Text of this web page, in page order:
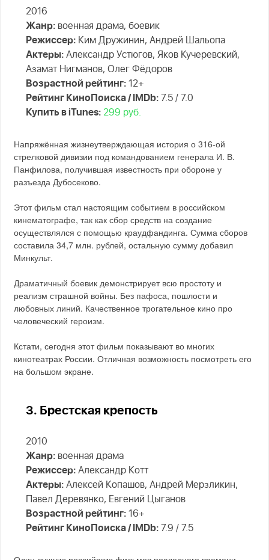
2016
Жанр: военная драма, боевик
Режиссер: Ким Дружинин, Андрей Шальопа
Актеры: Александр Устюгов, Яков Кучеревский,
Азамат Нигманов, Олег Фёдоров
Возрастной рейтинг: 12+
Рейтинг КиноПоиска / IMDb: 7.5 / 7.0
Купить в iTunes: 299 руб.
Напряжённая жизнеутверждающая история о 316-ой
стрелковой дивизии под командованием генерала И. В.
Панфилова, получившая известность при обороне у
разъезда Дубосеково.
Этот фильм стал настоящим событием в российском
кинематографе, так как сбор средств на создание
осуществлялся с помощью краудфандинга. Сумма сборов
составила 34,7 млн. рублей, остальную сумму добавил
Минкульт.
Драматичный боевик демонстрирует всю простоту и
реализм страшной войны. Без пафоса, пошлости и
любовных линий. Качественное трогательное кино про
человеческий героизм.
Кстати, сегодня этот фильм показывают во многих
кинотеатрах России. Отличная возможность посмотреть его
на большом экране.
3. Брестская крепость
2010
Жанр: военная драма
Режиссер: Александр Котт
Актеры: Алексей Копашов, Андрей Мерзликин,
Павел Деревянко, Евгений Цыганов
Возрастной рейтинг: 16+
Рейтинг КиноПоиска / IMDb: 7.9 / 7.5